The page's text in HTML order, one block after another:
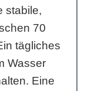
stabile,
70
tägliches
Wasser
Eine